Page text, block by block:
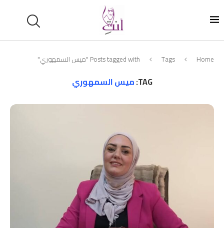
Home
Tags Posts tagged with "ميس السمهوري"
TAG: ميس السمهوري